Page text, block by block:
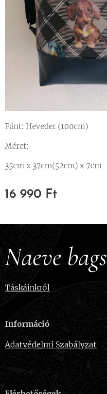
Pánt: Heveder (100cm)
Méret:
35cm x 37cm(52cm) x 7cm
16 990 Ft
Naeve bags
Táskáinkról
Információ
Adatvédelmi Szabályzat